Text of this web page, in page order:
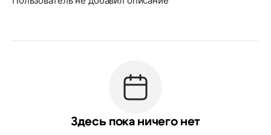
Здесь пока ничего нет